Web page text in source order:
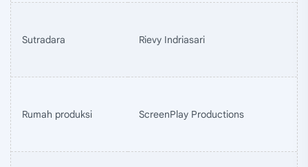
Sutradara Rievy Indriasari
Rumah produksi ScreenPlay Productions